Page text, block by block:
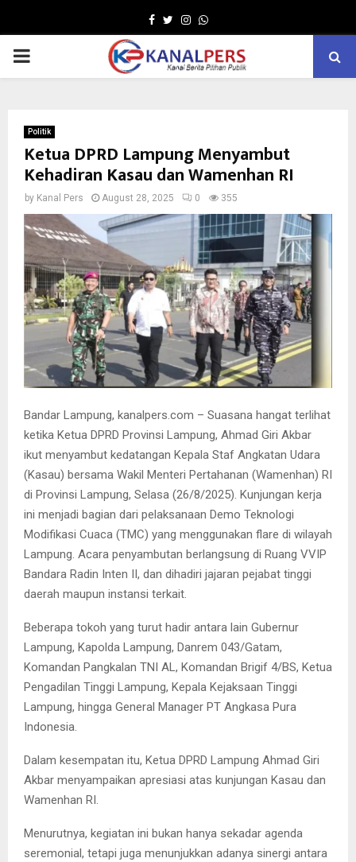
Facebook
TwitterInstagram
Whatsapp
PRIMARY
Politik
Ketua DPRD Lampung Menyambut
Kehadiran Kasau dan Wamenhan RI
by Kanal Pers August 28, 2025 0 355
Bandar Lampung, kanalpers.com – Suasana hangat terlihat
ketika Ketua DPRD Provinsi Lampung, Ahmad Giri Akbar
ikut menyambut kedatangan Kepala Staf Angkatan Udara
(Kasau) bersama Wakil Menteri Pertahanan (Wamenhan) RI
di Provinsi Lampung, Selasa (26/8/2025). Kunjungan kerja
ini menjadi bagian dari pelaksanaan Demo Teknologi
Modifikasi Cuaca (TMC) yang menggunakan flare di wilayah
Lampung. Acara penyambutan berlangsung di Ruang VVIP
Bandara Radin Inten II, dan dihadiri jajaran pejabat tinggi
daerah maupun instansi terkait.
Beberapa tokoh yang turut hadir antara lain Gubernur
Lampung, Kapolda Lampung, Danrem 043/Gatam,
Komandan Pangkalan TNI AL, Komandan Brigif 4/BS, Ketua
Pengadilan Tinggi Lampung, Kepala Kejaksaan Tinggi
Lampung, hingga General Manager PT Angkasa Pura
Indonesia.
Dalam kesempatan itu, Ketua DPRD Lampung Ahmad Giri
Akbar menyampaikan apresiasi atas kunjungan Kasau dan
Wamenhan RI.
Menurutnya, kegiatan ini bukan hanya sekadar agenda
seremonial, tetapi juga menunjukkan adanya sinergi antara